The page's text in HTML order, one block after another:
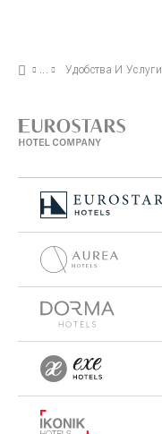
Удобства И Услуги